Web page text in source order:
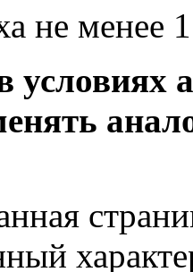
не менее
условиях